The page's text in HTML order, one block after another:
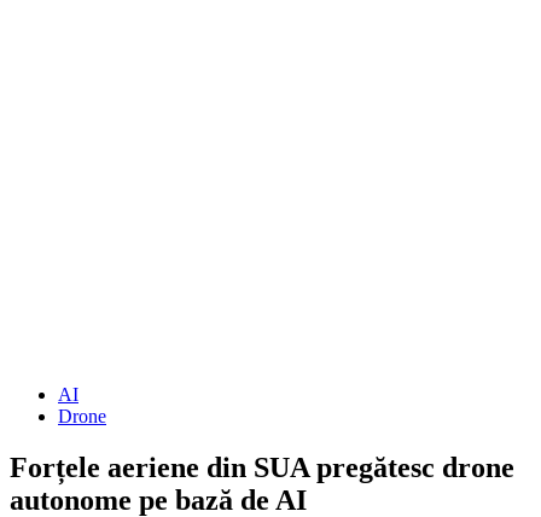
AI
Drone
Forțele aeriene din SUA pregătesc drone
autonome pe bază de AI